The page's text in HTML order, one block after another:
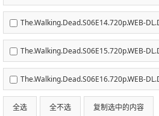
anix.mkv
The.Walking.Dead.S06E14.720p.WEB-
anix.mkv
The.Walking.Dead.S06E15.720p.WEB-
anix.mkv
The.Walking.Dead.S06E16.720p.WEB-
anix.mkv
全选 全不选 复制选中的内容